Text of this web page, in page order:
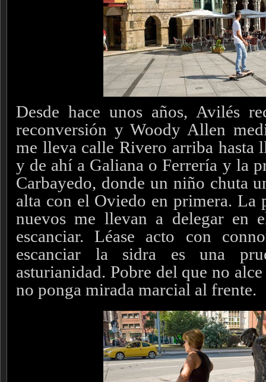
Desde hace unos años, Avilés
reconversión y Woody Allen
me lleva calle Rivero arriba hasta
y de ahí a Galiana o Ferrería y la
Carbayedo, donde un niño chuta
alta con el Oviedo en primera. La
nuevos me llevan a delegar en
escanciar. Léase acto con
escanciar la sidra es una
asturianidad. Pobre del que no
no ponga mirada marcial al frente.